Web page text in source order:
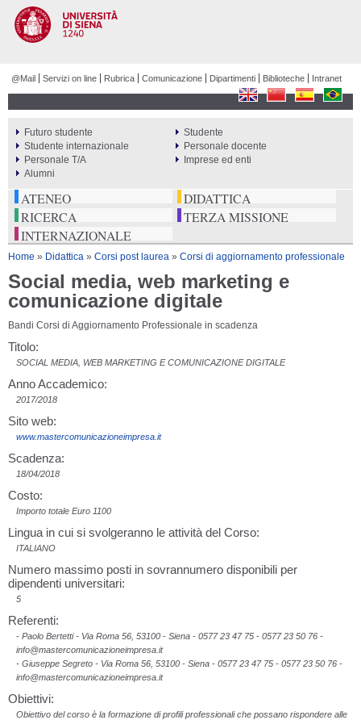
@Mail Servizi on line Rubrica Comunicazione Dipartimenti Biblioteche Intranet
ATENEO
DIDATTICA
RICERCA
TERZA MISSIONE
INTERNAZIONALE
PERCORSI
Futuro studente
Studente
Studente internazionale
Personale docente
Personale T/A
Imprese ed enti
Alumni
Tu sei qui
Home » Didattica » Corsi post laurea » Corsi di aggiornamento professionale
Social media, web marketing e
comunicazione digitale
Bandi Corsi di Aggiornamento Professionale in scadenza
Titolo:
SOCIAL MEDIA, WEB MARKETING E COMUNICAZIONE DIGITALE
Anno Accademico:
2017/2018
Sito web:
www.mastercomunicazioneimpresa.it
Scadenza:
18/04/2018
Costo:
Importo totale Euro 1100
Lingua in cui si svolgeranno le attività del Corso:
ITALIANO
Numero massimo posti in sovrannumero disponibili per
dipendenti universitari:
5
Referenti:
- Paolo Bertetti - Via Roma 56, 53100 - Siena - 0577 23 47 75 - 0577 23 50 76 -
info@mastercomunicazioneimpresa.it
- Giuseppe Segreto - Via Roma 56, 53100 - Siena - 0577 23 47 75 - 0577 23 50 76 -
info@mastercomunicazioneimpresa.it
Obiettivi:
Obiettivo del corso è la formazione di profili professionali che possano rispondere alle